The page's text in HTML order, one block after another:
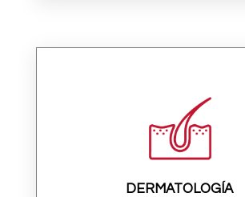
DERMATOLOGÍA